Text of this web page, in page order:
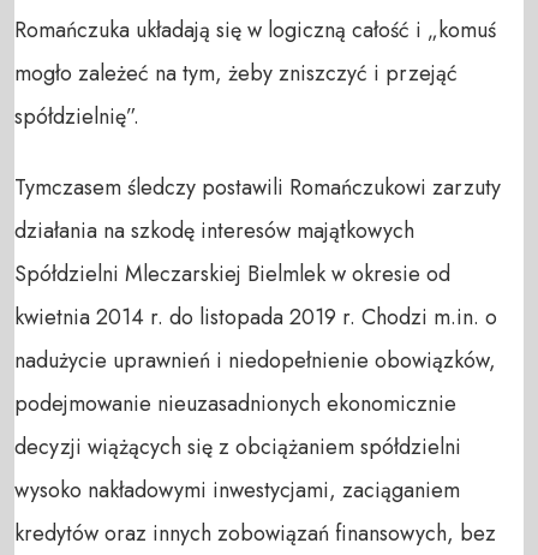
Romańczuka układają się w logiczną całość i „komuś
mogło zależeć na tym, żeby zniszczyć i przejąć
spółdzielnię”.
Tymczasem śledczy postawili Romańczukowi zarzuty
działania na szkodę interesów majątkowych
Spółdzielni Mleczarskiej Bielmlek w okresie od
kwietnia 2014 r. do listopada 2019 r. Chodzi m.in. o
nadużycie uprawnień i niedopełnienie obowiązków,
podejmowanie nieuzasadnionych ekonomicznie
decyzji wiążących się z obciążaniem spółdzielni
wysoko nakładowymi inwestycjami, zaciąganiem
kredytów oraz innych zobowiązań finansowych, bez